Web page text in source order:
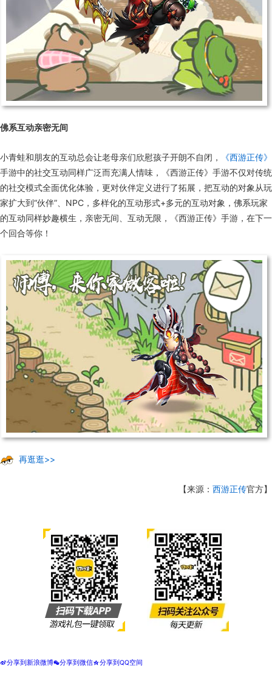
佛系互动亲密无间
小青蛙和朋友的互动总会让老母亲们欣慰孩子开朗不自闭，
《西游正传》
手游中的社交互动同样广泛而充满人情味，《西游正传》手游不仅对传统
的社交模式全面优化体验，更对伙伴定义进行了拓展，把互动的对象从玩
家扩大到“伙伴”、NPC，多样化的互动形式+多元的互动对象，佛系玩家
的互动同样妙趣横生，亲密无间、互动无限，《西游正传》手游，在下一
个回合等你！
再逛逛>>
【来源： 西游正传官方】
t分享到新浪微博w分享到微信z分享到QQ空间